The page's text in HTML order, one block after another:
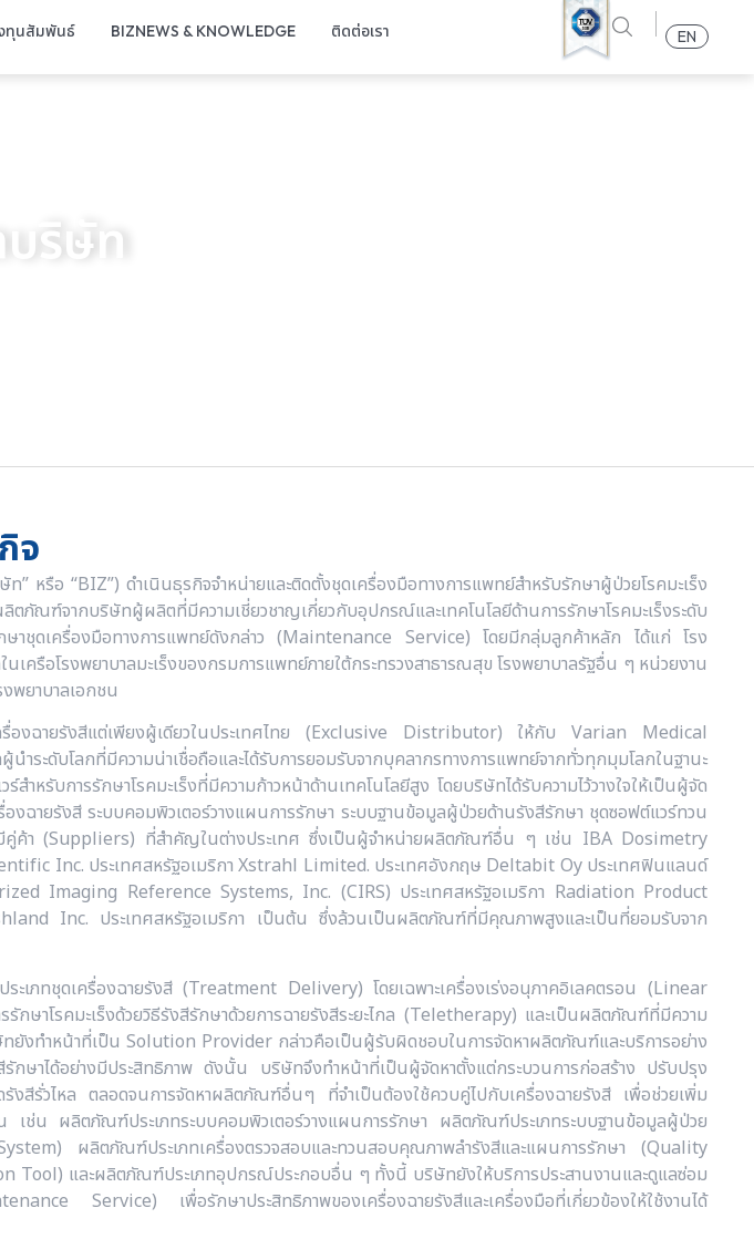
ทุนสัมพันธ์ BIZNEWS & KNOWLEDGE ติดต่อเรา EN
บริษัท
จ
” หรือ “BIZ”) ดำเนินธุรกิจจำหน่ายและติดตั้งชุดเครื่องมือทางการแพทย์สำหรับรักษาผู้ป่วยโรคมะเร็ง
ภัณฑ์จากบริษัทผู้ผลิตที่มีความเชี่ยวชาญเกี่ยวกับอุปกรณ์และเทคโนโลยีด้านการรักษาโรคมะเร็งระดับ
ษาชุดเครื่องมือทางการแพทย์ดังกล่าว (Maintenance Service) โดยมีกลุ่มลูกค้าหลัก ได้แก่ โรง
เครือโรงพยาบาลมะเร็งของกรมการแพทย์ภายใต้กระทรวงสาธารณสุข โรงพยาบาลรัฐอื่น ๆ หน่วยงาน
พยาบาลเอกชน
ครื่องฉายรังสีแต่เพียงผู้เดียวในประเทศไทย (Exclusive Distributor) ให้กับ Varian Medical
ระดับโลกที่มีความน่าเชื่อถือและได้รับการยอมรับจากบุคลากรทางการแพทย์จากทั่วทุกมุมโลกในฐานะ
ำหรับการรักษาโรคมะเร็งที่มีความก้าวหน้าด้านเทคโนโลยีสูง โดยบริษัทได้รับความไว้วางใจให้เป็นผู้จัด
องฉายรังสี ระบบคอมพิวเตอร์วางแผนการรักษา ระบบฐานข้อมูลผู้ป่วยด้านรังสีรักษา ชุดซอฟต์แวร์ทวน
ค้า (Suppliers) ที่สำคัญในต่างประเทศ ซึ่งเป็นผู้จำหน่ายผลิตภัณฑ์อื่น ๆ เช่น IBA Dosimetry
Inc. ประเทศสหรัฐอเมริกา Xstrahl Limited. ประเทศอังกฤษ Deltabit Oy ประเทศฟินแลนด์
Imaging Reference Systems, Inc. (CIRS) ประเทศสหรัฐอเมริกา Radiation Product
Inc. ประเทศสหรัฐอเมริกา เป็นต้น ซึ่งล้วนเป็นผลิตภัณฑ์ที่มีคุณภาพสูงและเป็นที่ยอมรับจาก
เภทชุดเครื่องฉายรังสี (Treatment Delivery) โดยเฉพาะเครื่องเร่งอนุภาคอิเลคตรอน (Linear
าโรคมะเร็งด้วยวิธีรังสีรักษาด้วยการฉายรังสีระยะไกล (Teletherapy) และเป็นผลิตภัณฑ์ที่มีความ
ยังทำหน้าที่เป็น Solution Provider กล่าวคือเป็นผู้รับผิดชอบในการจัดหาผลิตภัณฑ์และบริการอย่าง
รักษาได้อย่างมีประสิทธิภาพ ดังนั้น บริษัทจึงทำหน้าที่เป็นผู้จัดหาตั้งแต่กระบวนการก่อสร้าง ปรับปรุง
รังสีรั่วไหล ตลอดจนการจัดหาผลิตภัณฑ์อื่นๆ ที่จำเป็นต้องใช้ควบคู่ไปกับเครื่องฉายรังสี เพื่อช่วยเพิ่ม
เช่น ผลิตภัณฑ์ประเภทระบบคอมพิวเตอร์วางแผนการรักษา ผลิตภัณฑ์ประเภทระบบฐานข้อมูลผู้ป่วย
ผลิตภัณฑ์ประเภทเครื่องตรวจสอบและทวนสอบคุณภาพลำรังสีและแผนการรักษา (Quality
และผลิตภัณฑ์ประเภทอุปกรณ์ประกอบอื่น ๆ ทั้งนี้ บริษัทยังให้บริการประสานงานและดูแลซ่อม
Service) เพื่อรักษาประสิทธิภาพของเครื่องฉายรังสีและเครื่องมือที่เกี่ยวข้องให้ใช้งานได้